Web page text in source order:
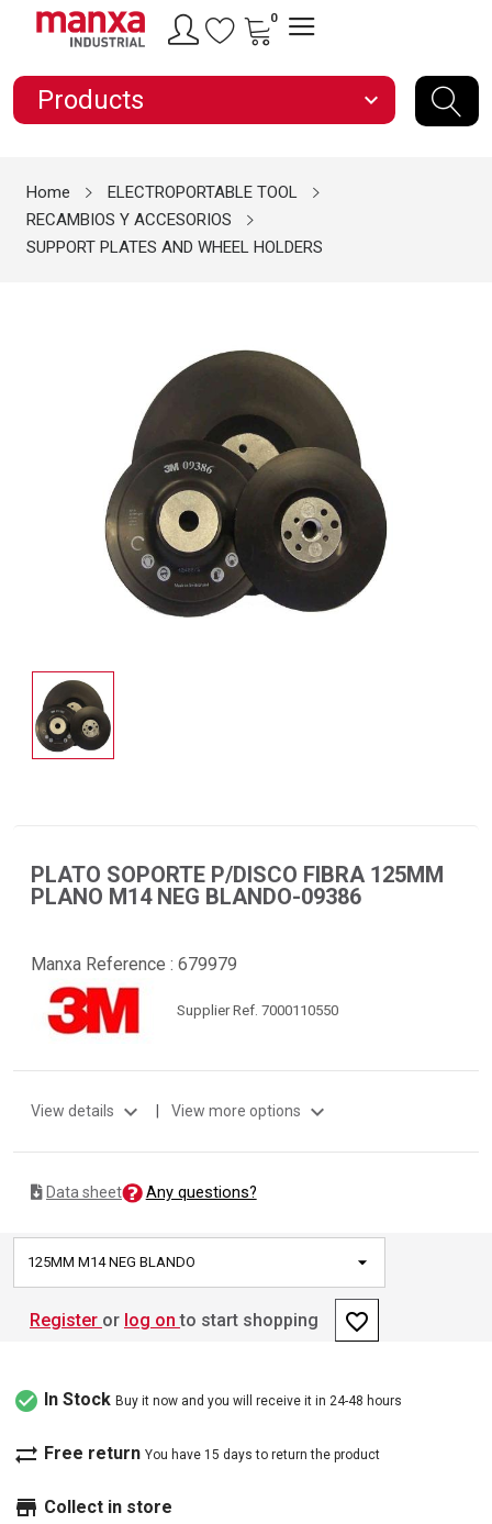
0
Products expand_more
Home
ELECTROPORTABLE TOOL
RECAMBIOS Y ACCESORIOS
SUPPORT PLATES AND WHEEL HOLDERS
PLATO SOPORTE P/DISCO FIBRA 125MM
PLANO M14 NEG BLANDO-09386
Manxa Reference : 679979
Supplier Ref. 7000110550
View details expand_more | View more options expand_more
Data sheet Any questions?
125MM M14 NEG BLANDO
Register or log on to start shopping favorite_border
check_circle In Stock Buy it now and you will receive it in 24-48 hours
sync_alt Free return You have 15 days to return the product
store Collect in store